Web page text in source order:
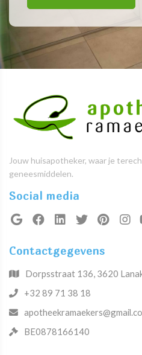
Jouw huisapotheker, waar je
geneesmiddelen.
Social media
Contactgegevens
Dorpsstraat 136, 3620
+32 89 71 38 18
BE0878166140